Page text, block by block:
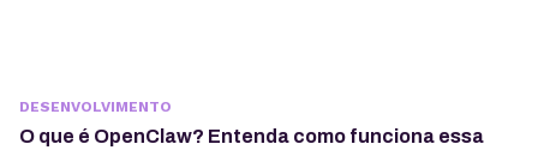
DESENVOLVIMENTO
O que é OpenClaw? Entenda como funciona essa